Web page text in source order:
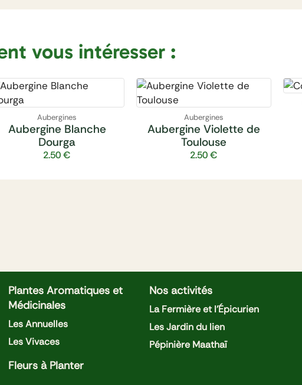
vous intéresser :
Aubergines
Aubergine Blanche
Dourga
2.50€
Aubergines
Aubergine Violette de
Toulouse
2.50€
Plantes Aromatiques et
Médicinales
Les Annuelles
Les Vivaces
Fleurs à Planter
Nos activités
La Fermière et l'Épicurien
Les Jardin du lien
Pépinière Maathaï